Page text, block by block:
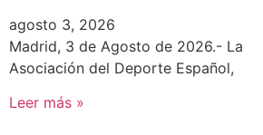
agosto 3, 2026
Madrid, 3 de Agosto de 2026.- La
Asociación del Deporte Español,
Leer más »